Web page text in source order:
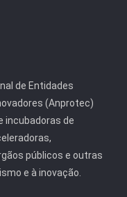
de Entidades
(Anprotec)
incubadoras de
públicos e outras
e à inovação.